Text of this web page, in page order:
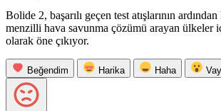
Bolide 2, başarılı geçen test atışlarının
menzilli hava savunma çözümü arayan ülkeler
olarak öne çıkıyor.
Beğendim Harika Haha Vay